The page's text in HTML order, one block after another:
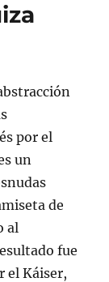
por el
un
de
al
fue
el Káiser,